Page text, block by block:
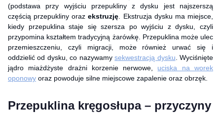
(podstawa przy wyjściu przepukliny z dysku jest najszerszą
częścią przepukliny orazekstruzję . Ekstruzja dysku ma miejsce,
kiedy przepuklina staje się szersza po wyjściu z dysku, czyli
przypomina kształtem tradycyjną żarówkę. Przepuklina może ulec
przemieszczeniu, czyli migracji, może również urwać się i
oddzielić od dysku, co nazywamysekwestracją dysku . Wyciśnięte
jądro miażdżyste drażni korzenie nerwowe, uciska na worek
oponowy oraz powoduje silne miejscowe zapalenie oraz obrzęk.
Przepuklina kręgosłupa – przyczyny